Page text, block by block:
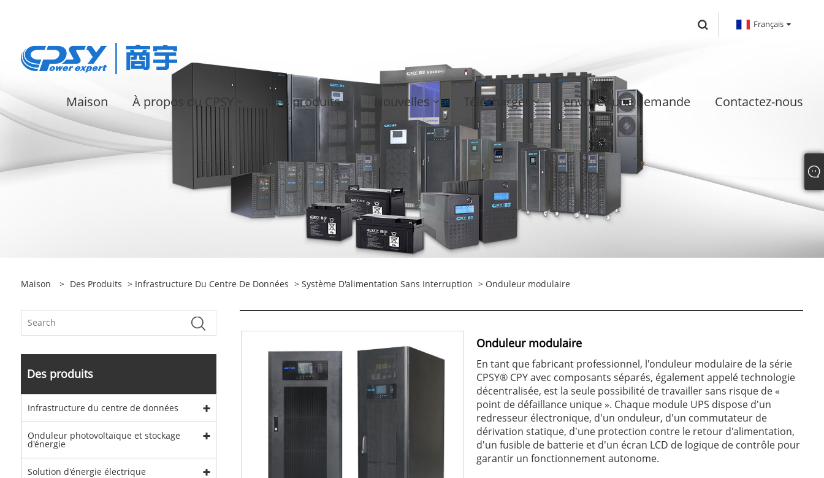
Français
Maison À propos du CPSY Des produits Nouvelles Télécharger envoyer une demande Contactez-nous
Maison > Des Produits > Infrastructure Du Centre De Données > Système D'alimentation Sans Interruption > Onduleur modulaire
Des produits
Infrastructure du centre de données
Onduleur photovoltaïque et stockage
d'énergie
Solution d'énergie électrique
Onduleur modulaire
En tant que fabricant professionnel, l'onduleur modulaire de la série
CPSY® CPY avec composants séparés, également appelé technologie
décentralisée, est la seule possibilité de travailler sans risque de «
point de défaillance unique ». Chaque module UPS dispose d'un
redresseur électronique, d'un onduleur, d'un commutateur de
dérivation statique, d'une protection contre le retour d'alimentation,
d'un fusible de batterie et d'un écran LCD de logique de contrôle pour
garantir un fonctionnement autonome.